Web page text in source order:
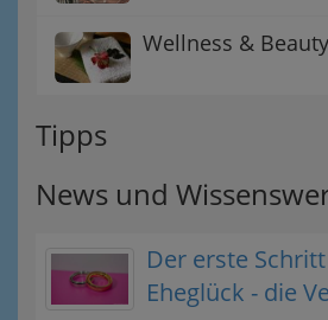
Wellness & Beauty
Tipps
News und
Der erste
Eheglück - die